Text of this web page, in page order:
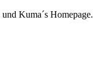
Kuma´s Homepage.